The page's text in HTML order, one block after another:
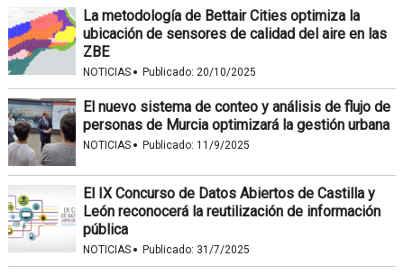
La metodología de Bettair Cities optimiza la
ubicación de sensores de calidad del aire en las
ZBE
NOTICIAS · Publicado: 20/10/2025
El nuevo sistema de conteo y análisis de flujo de
personas de Murcia optimizará la gestión urbana
NOTICIAS · Publicado: 11/9/2025
El IX Concurso de Datos Abiertos de Castilla y
León reconocerá la reutilización de información
pública
NOTICIAS · Publicado: 31/7/2025